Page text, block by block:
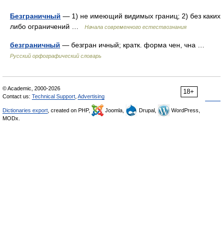
Безграничный — 1) не имеющий видимых границ; 2) без каких
либо ограничений …
Начала современного естествознания
безграничный — безгран ичный; кратк. форма чен, чна …
Русский орфографический словарь
18+
© Academic, 2000-2026
Contact us: Technical Support Advertising
Dictionaries export , created on PHP, Joomla, Drupal,
WordPress,
MODx.